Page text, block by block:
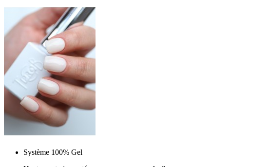
Système 100% Gel